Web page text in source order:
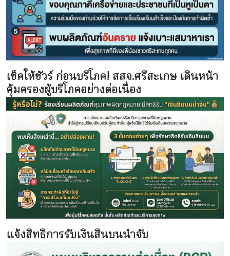
เช็คให้ชัวร์ ก่อนบริโภค! สสจ.ศรีสะเกษ เดินหน้า
คุ้มครองผู้บริโภคอย่างต่อเนื่อง
แจ้งสิทธิการรับเงินสินบนนำจับ